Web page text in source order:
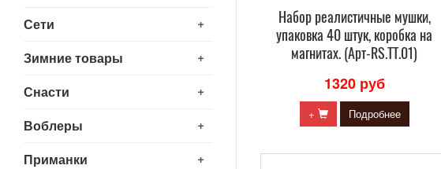
+
Сети
+
Зимние товары
+
Снасти
+
Воблеры
+
Приманки
Набор реалистичные мушки,
упаковка 40 штук, коробка на
магнитах. (Арт-RS.TT.01)
1320 руб
+ Подробнее